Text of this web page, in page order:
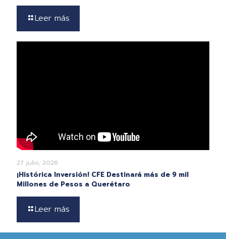
Leer más
27 julio, 2026
¡Histórica Inversión! CFE Destinará más de 9 mil
Millones de Pesos a Querétaro
Leer más